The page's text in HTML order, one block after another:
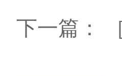
下一篇：